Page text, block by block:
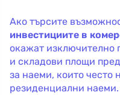
Ако търсите
инвестициите в
окажат изключително
и складови площи
за наеми, които често
резиденциални наеми.